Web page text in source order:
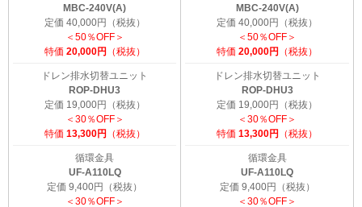
MBC-240V(A)
定価 40,000円（税抜）
＜50％OFF＞
特価 20,000円 （税抜）
ドレン排水切替ユニット
ROP-DHU3
定価 19,000円（税抜）
＜30％OFF＞
特価 13,300円 （税抜）
循環金具
UF-A110LQ
定価 9,400円（税抜）
＜30％OFF＞
MBC-240V(A)
定価 40,000円（税抜）
＜50％OFF＞
特価 20,000円 （税抜）
ドレン排水切替ユニット
ROP-DHU3
定価 19,000円（税抜）
＜30％OFF＞
特価 13,300円 （税抜）
循環金具
UF-A110LQ
定価 9,400円（税抜）
＜30％OFF＞